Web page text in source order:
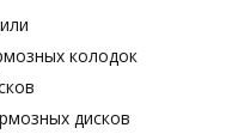
колодок
дисков